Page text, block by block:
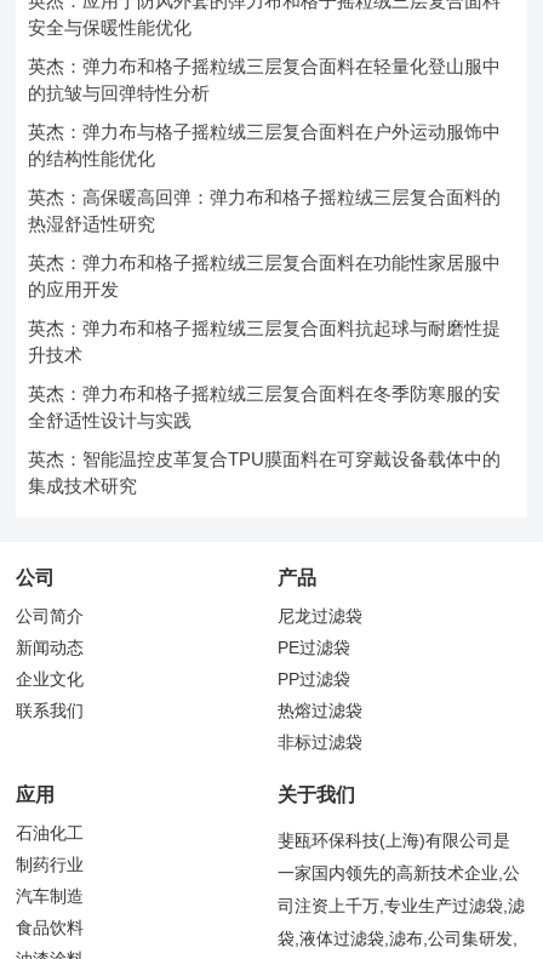
安全与保暖性能优化
英杰：弹力布和格子摇粒绒三层复合面料在轻量化登山服中
的抗皱与回弹特性分析
英杰：弹力布与格子摇粒绒三层复合面料在户外运动服饰中
的结构性能优化
英杰：高保暖高回弹：弹力布和格子摇粒绒三层复合面料的
热湿舒适性研究
英杰：弹力布和格子摇粒绒三层复合面料在功能性家居服中
的应用开发
英杰：弹力布和格子摇粒绒三层复合面料抗起球与耐磨性提
升技术
英杰：弹力布和格子摇粒绒三层复合面料在冬季防寒服的安
全舒适性设计与实践
英杰：智能温控皮革复合TPU膜面料在可穿戴设备载体中的
集成技术研究
公司
公司简介
新闻动态
企业文化
联系我们
产品
尼龙过滤袋
PE过滤袋
PP过滤袋
热熔过滤袋
非标过滤袋
应用
石油化工
制药行业
汽车制造
食品饮料
关于我们
斐瓯环保科技(上海)有限公司是
一家国内领先的高新技术企业,公
司注资上千万,专业生产过滤袋,滤
袋,液体过滤袋,滤布,公司集研发,